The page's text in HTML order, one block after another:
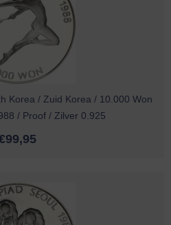
Korea / Zuid Korea / 10.000 Won
/ Proof / Zilver 0.925
99,95